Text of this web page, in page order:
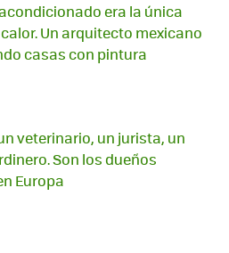
era la única
Un arquitecto mexicano
casas con pintura
veterinario, un jurista, un
Son los dueños
Europa